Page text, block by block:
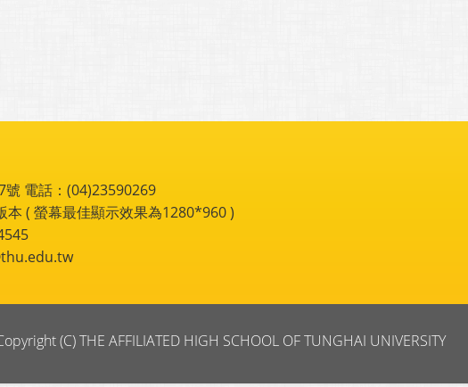
電話：(04)23590269
( 螢幕最佳顯示效果為1280*960 )
(C) THE AFFILIATED HIGH SCHOOL OF TUNGHAI UNIVERSITY